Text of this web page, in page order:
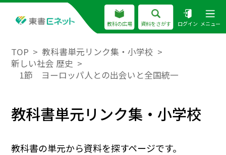
教科の広場 資料をさがす ログイン メニュー
TOP
教科書単元リンク集・小学校
新しい社会 歴史
1節 ヨーロッパ人との出会いと全国統一
教科書単元リンク集・小学校
教科書の単元から資料を探すページです。